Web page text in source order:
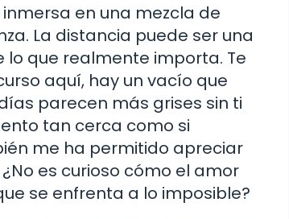
en una mezcla de
La distancia puede ser una
que realmente importa. Te
aquí, hay un vacío que
parecen más grises sin ti
tan cerca como si
me ha permitido apreciar
es curioso cómo el amor
se enfrenta a lo imposible?